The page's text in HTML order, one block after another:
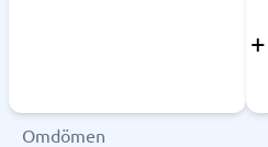
Omdömen